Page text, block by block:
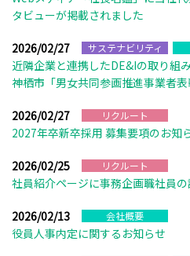
タビューが掲載されました
2026/02/27 サステナビリティ
近隣企業と連携したDE&Iの取り組
神栖市「男女共同参画推進事業者
2026/02/27 リクルート
2027年卒新卒採用 募集要項のお知
2026/02/25 リクルート
社員紹介ページに事務企画職社員
2026/02/13 会社概要
役員人事内定に関するお知らせ